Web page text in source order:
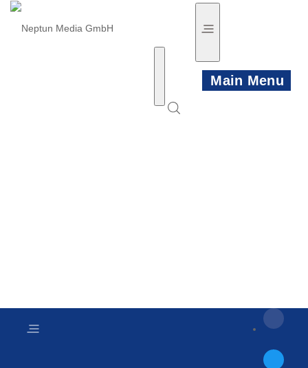
Main Menu